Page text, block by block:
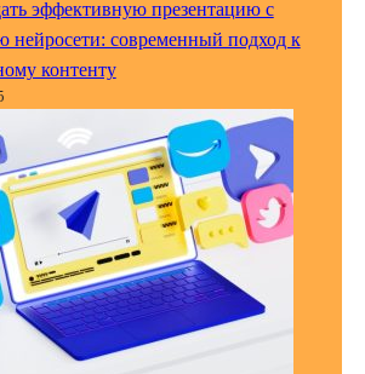
эффективную презентацию с
нейросети: современный подход к
контенту